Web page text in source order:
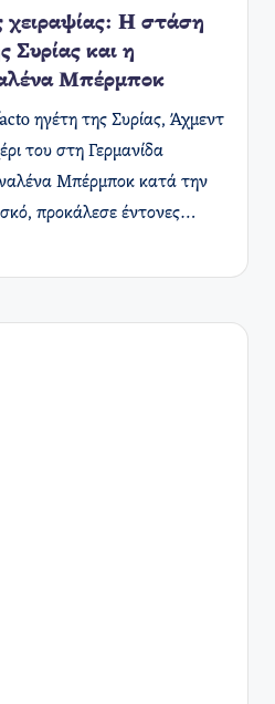
χειραψίας: Η στάση
Συρίας και η
Μπέρμποκ
ηγέτη της Συρίας, Άχμεντ
του στη Γερμανίδα
Μπέρμποκ κατά την
προκάλεσε έντονες…